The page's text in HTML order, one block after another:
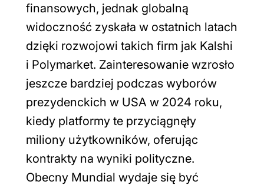
finansowych, jednak globalną
widoczność zyskała w ostatnich latach
dzięki rozwojowi takich firm jak Kalshi
i Polymarket. Zainteresowanie wzrosło
jeszcze bardziej podczas wyborów
prezydenckich w USA w 2024 roku,
kiedy platformy te przyciągnęły
miliony użytkowników, oferując
kontrakty na wyniki polityczne.
Obecny Mundial wydaje się być